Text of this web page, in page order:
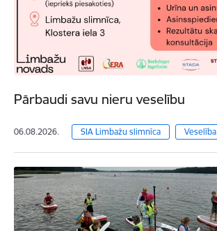
Pārbaudi savu nieru veselību
06.08.2026. SIA Limbažu slimnīca Veselība